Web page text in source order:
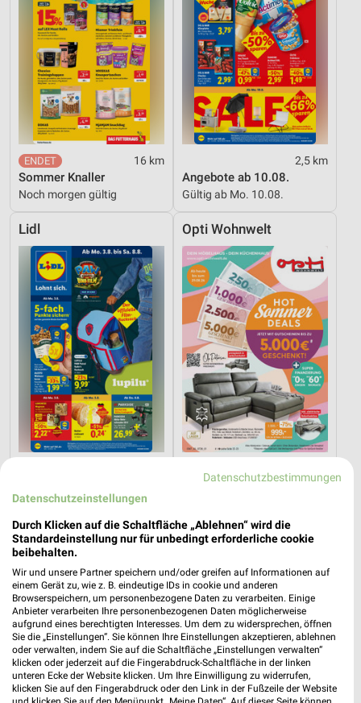
16 km
Sommer Knaller
Noch morgen gültig
2,5 km
Angebote ab 10.08.
Gültig ab Mo. 10.08.
Lidl
Noch morgen gültig
Opti Wohnwelt
Hot Sommer Sale
PENNY toom Baumarkt
Datenschutzbestimmungen
Datenschutzeinstellungen
Durch Klicken auf die Schaltfläche „Ablehnen“ wird die
Standardeinstellung nur für unbedingt erforderliche cookie
beibehalten.
Wir und unsere Partner speichern und/oder greifen auf Informationen auf
einem Gerät zu, wie z. B. eindeutige IDs in cookie und anderen
Browserspeichern, um personenbezogene Daten zu verarbeiten. Einige
Anbieter verarbeiten Ihre personenbezogenen Daten möglicherweise
aufgrund eines berechtigten Interesses. Um dem zu widersprechen, öffnen
Sie die „Einstellungen“. Sie können Ihre Einstellungen akzeptieren, ablehnen
oder verwalten, indem Sie auf die Schaltfläche „Einstellungen verwalten“
klicken oder jederzeit auf die Fingerabdruck-Schaltfläche in der linken
unteren Ecke der Website klicken. Um Ihre Einwilligung zu widerrufen,
klicken Sie auf den Fingerabdruck oder den Link in der Fußzeile der Website